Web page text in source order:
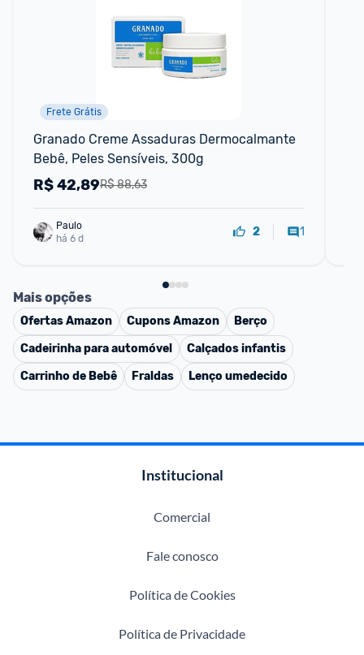
Frete Grátis
Granado Creme Assaduras Dermocalmante
Bebê, Peles Sensíveis, 300g
R$ 88,63
R$42,89
Paulo
há 6 d
2 1
Mais opções
OfertasAmazon CuponsAmazon
Berço
Cadeirinha para automóvel
Calçados infantis
Carrinho de Bebê
Fraldas Lenço umedecido
Institucional
Comercial
Fale conosco
Política de Cookies
Política de Privacidade